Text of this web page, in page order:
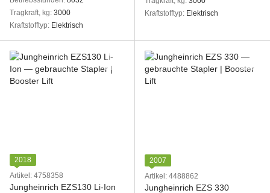
Tragkraft, kg 3000
Kraftstofftyp
Elektrisch
Kraftstofftyp
Elektrisch
2018
Artikel: 4758358
Jungheinrich EZS130 Li-Ion
2007
Artikel: 4488862
Jungheinrich EZS 330